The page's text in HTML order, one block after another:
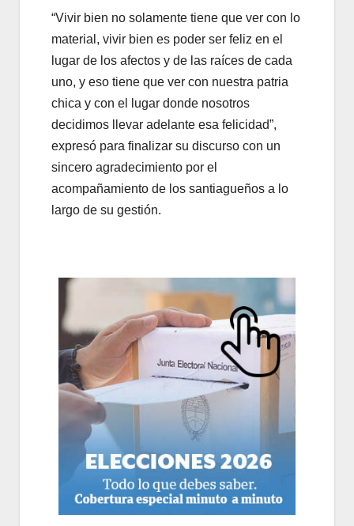
“Vivir bien no solamente tiene que ver con lo
material, vivir bien es poder ser feliz en el
lugar de los afectos y de las raíces de cada
uno, y eso tiene que ver con nuestra patria
chica y con el lugar donde nosotros
decidimos llevar adelante esa felicidad”,
expresó para finalizar su discurso con un
sincero agradecimiento por el
acompañamiento de los santiagueños a lo
largo de su gestión.